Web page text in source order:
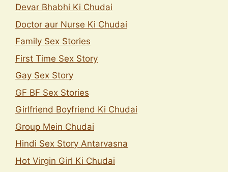
Devar Bhabhi Ki Chudai
Doctor aur Nurse Ki Chudai
Family Sex Stories
First Time Sex Story
Gay Sex Story
GF BF Sex Stories
Girlfriend Boyfriend Ki Chudai
Group Mein Chudai
Hindi Sex Story Antarvasna
Hot Virgin Girl Ki Chudai